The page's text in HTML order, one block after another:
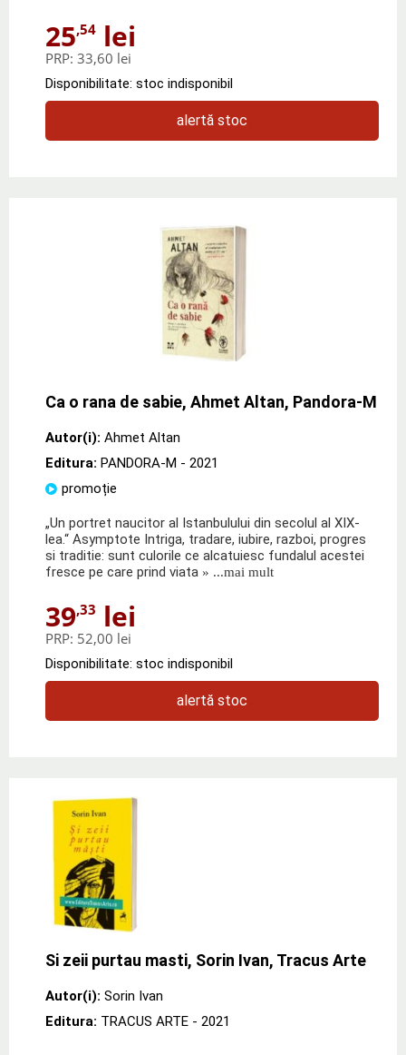
25,54 lei
PRP: 33,60 lei
Disponibilitate: stoc indisponibil
alertă stoc
Ca o rana de sabie, Ahmet Altan, Pandora-M
Autor(i): Ahmet Altan
Editura: PANDORA-M - 2021
promoție
„Un portret naucitor al Istanbulului din secolul al XIX-
lea.“ Asymptote Intriga, tradare, iubire, razboi, progres
si traditie: sunt culorile ce alcatuiesc fundalul acestei
fresce pe care prind viata » ...mai mult
39,33 lei
PRP: 52,00 lei
Disponibilitate: stoc indisponibil
alertă stoc
Si zeii purtau masti, Sorin Ivan, Tracus Arte
Autor(i): Sorin Ivan
Editura: TRACUS ARTE - 2021